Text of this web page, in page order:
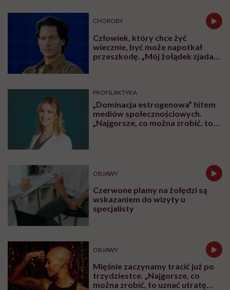
CHOROBY
Człowiek, który chce żyć
wiecznie, być może napotkał
przeszkodę. „Mój żołądek zjada
PROFILAKTYKA
„Dominacja estrogenowa” hitem
mediów społecznościowych.
„Najgorsze, co można zrobić, to
OBJAWY
Czerwone plamy na żołędzi są
wskazaniem do wizyty u
specjalisty
OBJAWY
Mięśnie zaczynamy tracić już po
trzydziestce. „Najgorsze, co
można zrobić, to uznać utratę